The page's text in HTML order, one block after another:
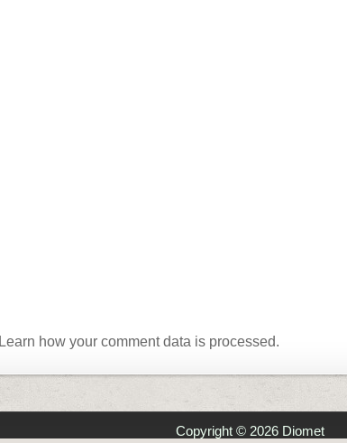
Learn how your comment data is processed.
Copyright © 2026 Diomet